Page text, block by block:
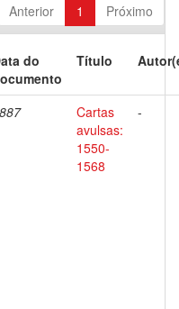
Anterior 1 Próximo
do
Título
Cartas
avulsas:
1550-
1568
-